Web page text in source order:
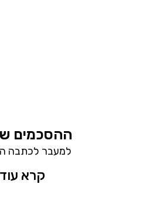
ההסכמים
למעבר לכתבה
קרא